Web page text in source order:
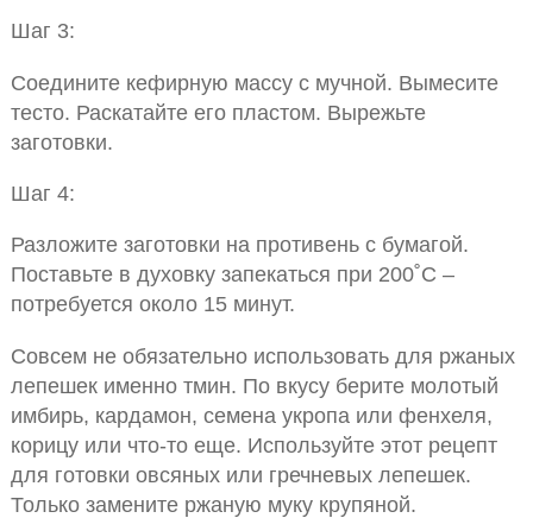
Шаг 3:
Соедините кефирную массу с мучной. Вымесите
тесто. Раскатайте его пластом. Вырежьте
заготовки.
Шаг 4:
Разложите заготовки на противень с бумагой.
Поставьте в духовку запекаться при 200˚С –
потребуется около 15 минут.
Совсем не обязательно использовать для ржаных
лепешек именно тмин. По вкусу берите молотый
имбирь, кардамон, семена укропа или фенхеля,
корицу или что-то еще. Используйте этот рецепт
для готовки овсяных или гречневых лепешек.
Только замените ржаную муку крупяной.